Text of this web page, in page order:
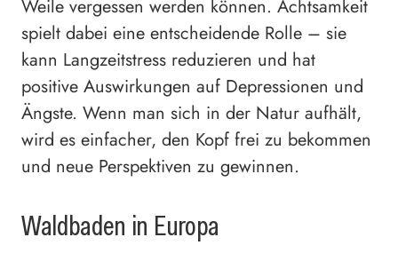
Weile vergessen werden können. Achtsamkeit
spielt dabei eine entscheidende Rolle – sie
kann Langzeitstress reduzieren und hat
positive Auswirkungen auf Depressionen und
Ängste. Wenn man sich in der Natur aufhält,
wird es einfacher, den Kopf frei zu bekommen
und neue Perspektiven zu gewinnen.
Waldbaden in Europa